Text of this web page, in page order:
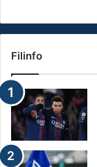
Filinfo